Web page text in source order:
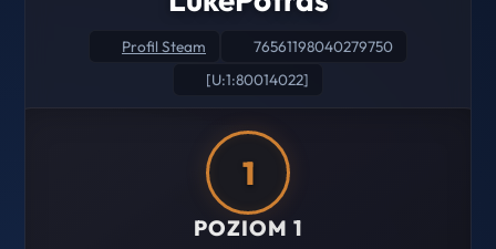
Profil Steam
76561198040279750
[U:1:80014022]
1
POZIOM 1